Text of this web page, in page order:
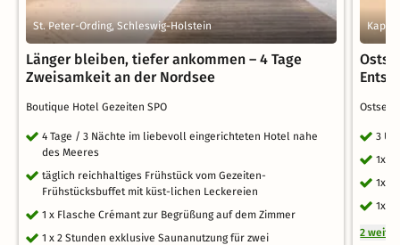
St. Peter-Ording, Schleswig-Holstein
Länger bleiben, tiefer ankommen – 4 Tage
Zweisamkeit an der Nordsee
Boutique Hotel Gezeiten SPO
4 Tage / 3 Nächte im liebevoll eingerichteten Hotel nahe
des Meeres
täglich reichhaltiges Frühstück vom Gezeiten-
Frühstücksbuffet mit küst-lichen Leckereien
1 x Flasche Crémant zur Begrüßung auf dem Zimmer
1 x 2 Stunden exklusive Saunanutzung für zwei
3
1x
1x
1x
2